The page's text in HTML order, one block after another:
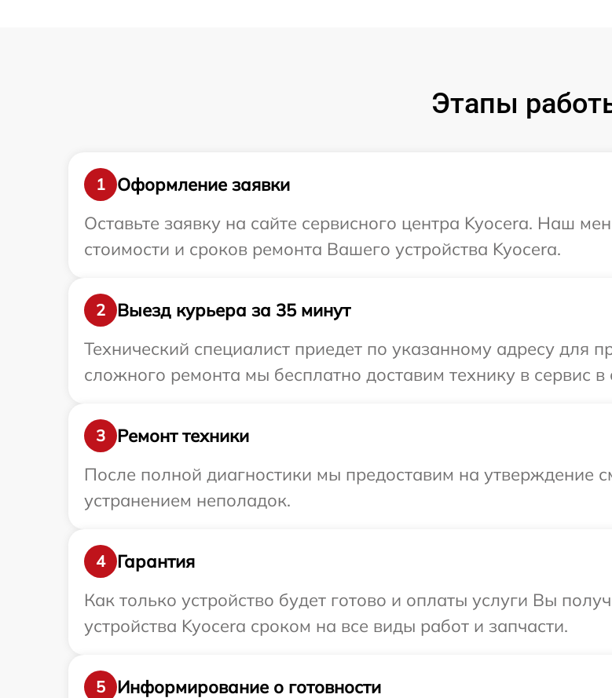
Этапы
1
Оформление заявки
Оставьте заявку на сайте сервисного центра Kyocera. Наш
стоимости и сроков ремонта Вашего устройства Kyocera.
2
Выезд курьера за 35 минут
Технический специалист приедет по указанному адресу для
сложного ремонта мы бесплатно доставим технику в сервис
3
Ремонт техники
После полной диагностики мы предоставим на утверждение
устранением неполадок.
4
Гарантия
Как только устройство будет готово и оплаты услуги Вы
устройства Kyocera сроком на все виды работ и запчасти.
5
Информирование о готовности